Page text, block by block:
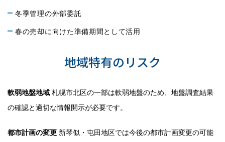
冬季管理の外部委託
春の売却に向けた準備期間として活用
地域特有のリスク
軟弱地盤地域 札幌市北区の一部は軟弱地盤のため、地盤調査結果
の確認と適切な情報開示が必要です。
都市計画の変更 新琴似・屯田地区では今後の都市計画変更の可能